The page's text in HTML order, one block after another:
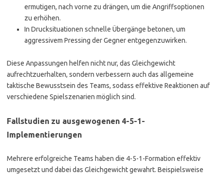
ermutigen, nach vorne zu drängen, um die Angriffsoptionen
zu erhöhen.
In Drucksituationen schnelle Übergänge betonen, um
aggressivem Pressing der Gegner entgegenzuwirken.
Diese Anpassungen helfen nicht nur, das Gleichgewicht
aufrechtzuerhalten, sondern verbessern auch das allgemeine
taktische Bewusstsein des Teams, sodass effektive Reaktionen auf
verschiedene Spielszenarien möglich sind.
Fallstudien zu ausgewogenen 4-5-1-
Implementierungen
Mehrere erfolgreiche Teams haben die 4-5-1-Formation effektiv
umgesetzt und dabei das Gleichgewicht gewahrt. Beispielsweise